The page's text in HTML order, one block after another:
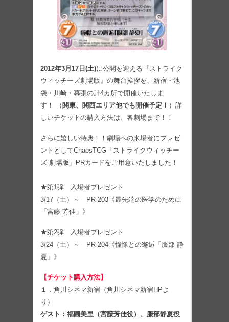
2012年3月17日(土)に公開を迎える『ストライク
ウィッチーズ劇場版』の舞台挨拶を、新宿・池
袋・川崎・幕張の計4カ所で開催いたしま
す！ （ 関東、関西エリア他でも開催予定！ ）詳
しいチケットの購入方法は、各劇場まで！！
さらに嬉しい特典！！劇場への来場者にプレゼ
ントとしてChaosTCG「ストライクウィッチー
ズ 劇場版」PRカードをご用意いたしました！
★第1弾 入場者プレゼント
3/17（土）～ PR-203《最先端の医学のために
「宮藤 芳佳」》
★第2弾 入場者プレゼント
3/24（土）～ PR-204《憧憬との邂逅「服部 静
夏」》
【チケット購入方法】
１．角川シネマ新宿（角川シネマ新宿HPよ
り）
ゲスト：福圓美里（宮藤芳佳役）、服部静夏役